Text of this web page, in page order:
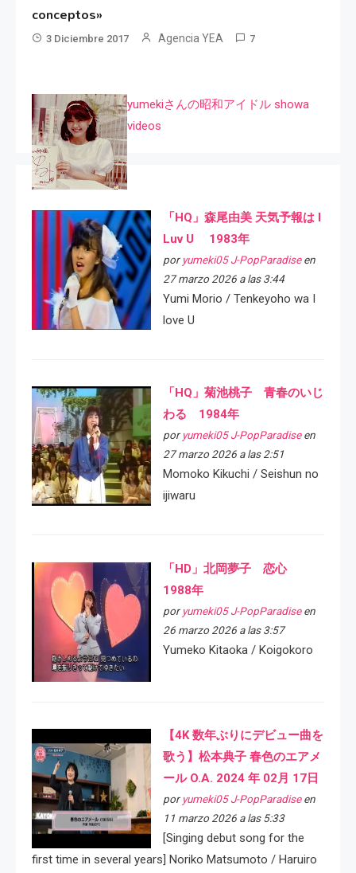
conceptos»
3 Diciembre 2017 Agencia YEA 7
yumekiさんの昭和アイドル showa
videos
「HQ」森尾由美 天気予報は I
Luv U 1983年
por yumeki05 J-PopParadiseen
27 marzo 2026 a las 3:44
Yumi Morio / Tenkeyoho wa I
love U
「HQ」菊池桃子 青春のいじ
わる 1984年
por yumeki05 J-PopParadiseen
27 marzo 2026 a las 2:51
Momoko Kikuchi / Seishun no
ijiwaru
「HD」北岡夢子 恋心
1988年
por yumeki05 J-PopParadiseen
26 marzo 2026 a las 3:57
Yumeko Kitaoka / Koigokoro
【4K 数年ぶりにデビュー曲を
歌う】松本典子 春色のエアメ
ール O.A. 2024 年 02月 17日
por yumeki05 J-PopParadiseen
11 marzo 2026 a las 5:33
[Singing debut song for the
first time in several years] Noriko Matsumoto / Haruiro